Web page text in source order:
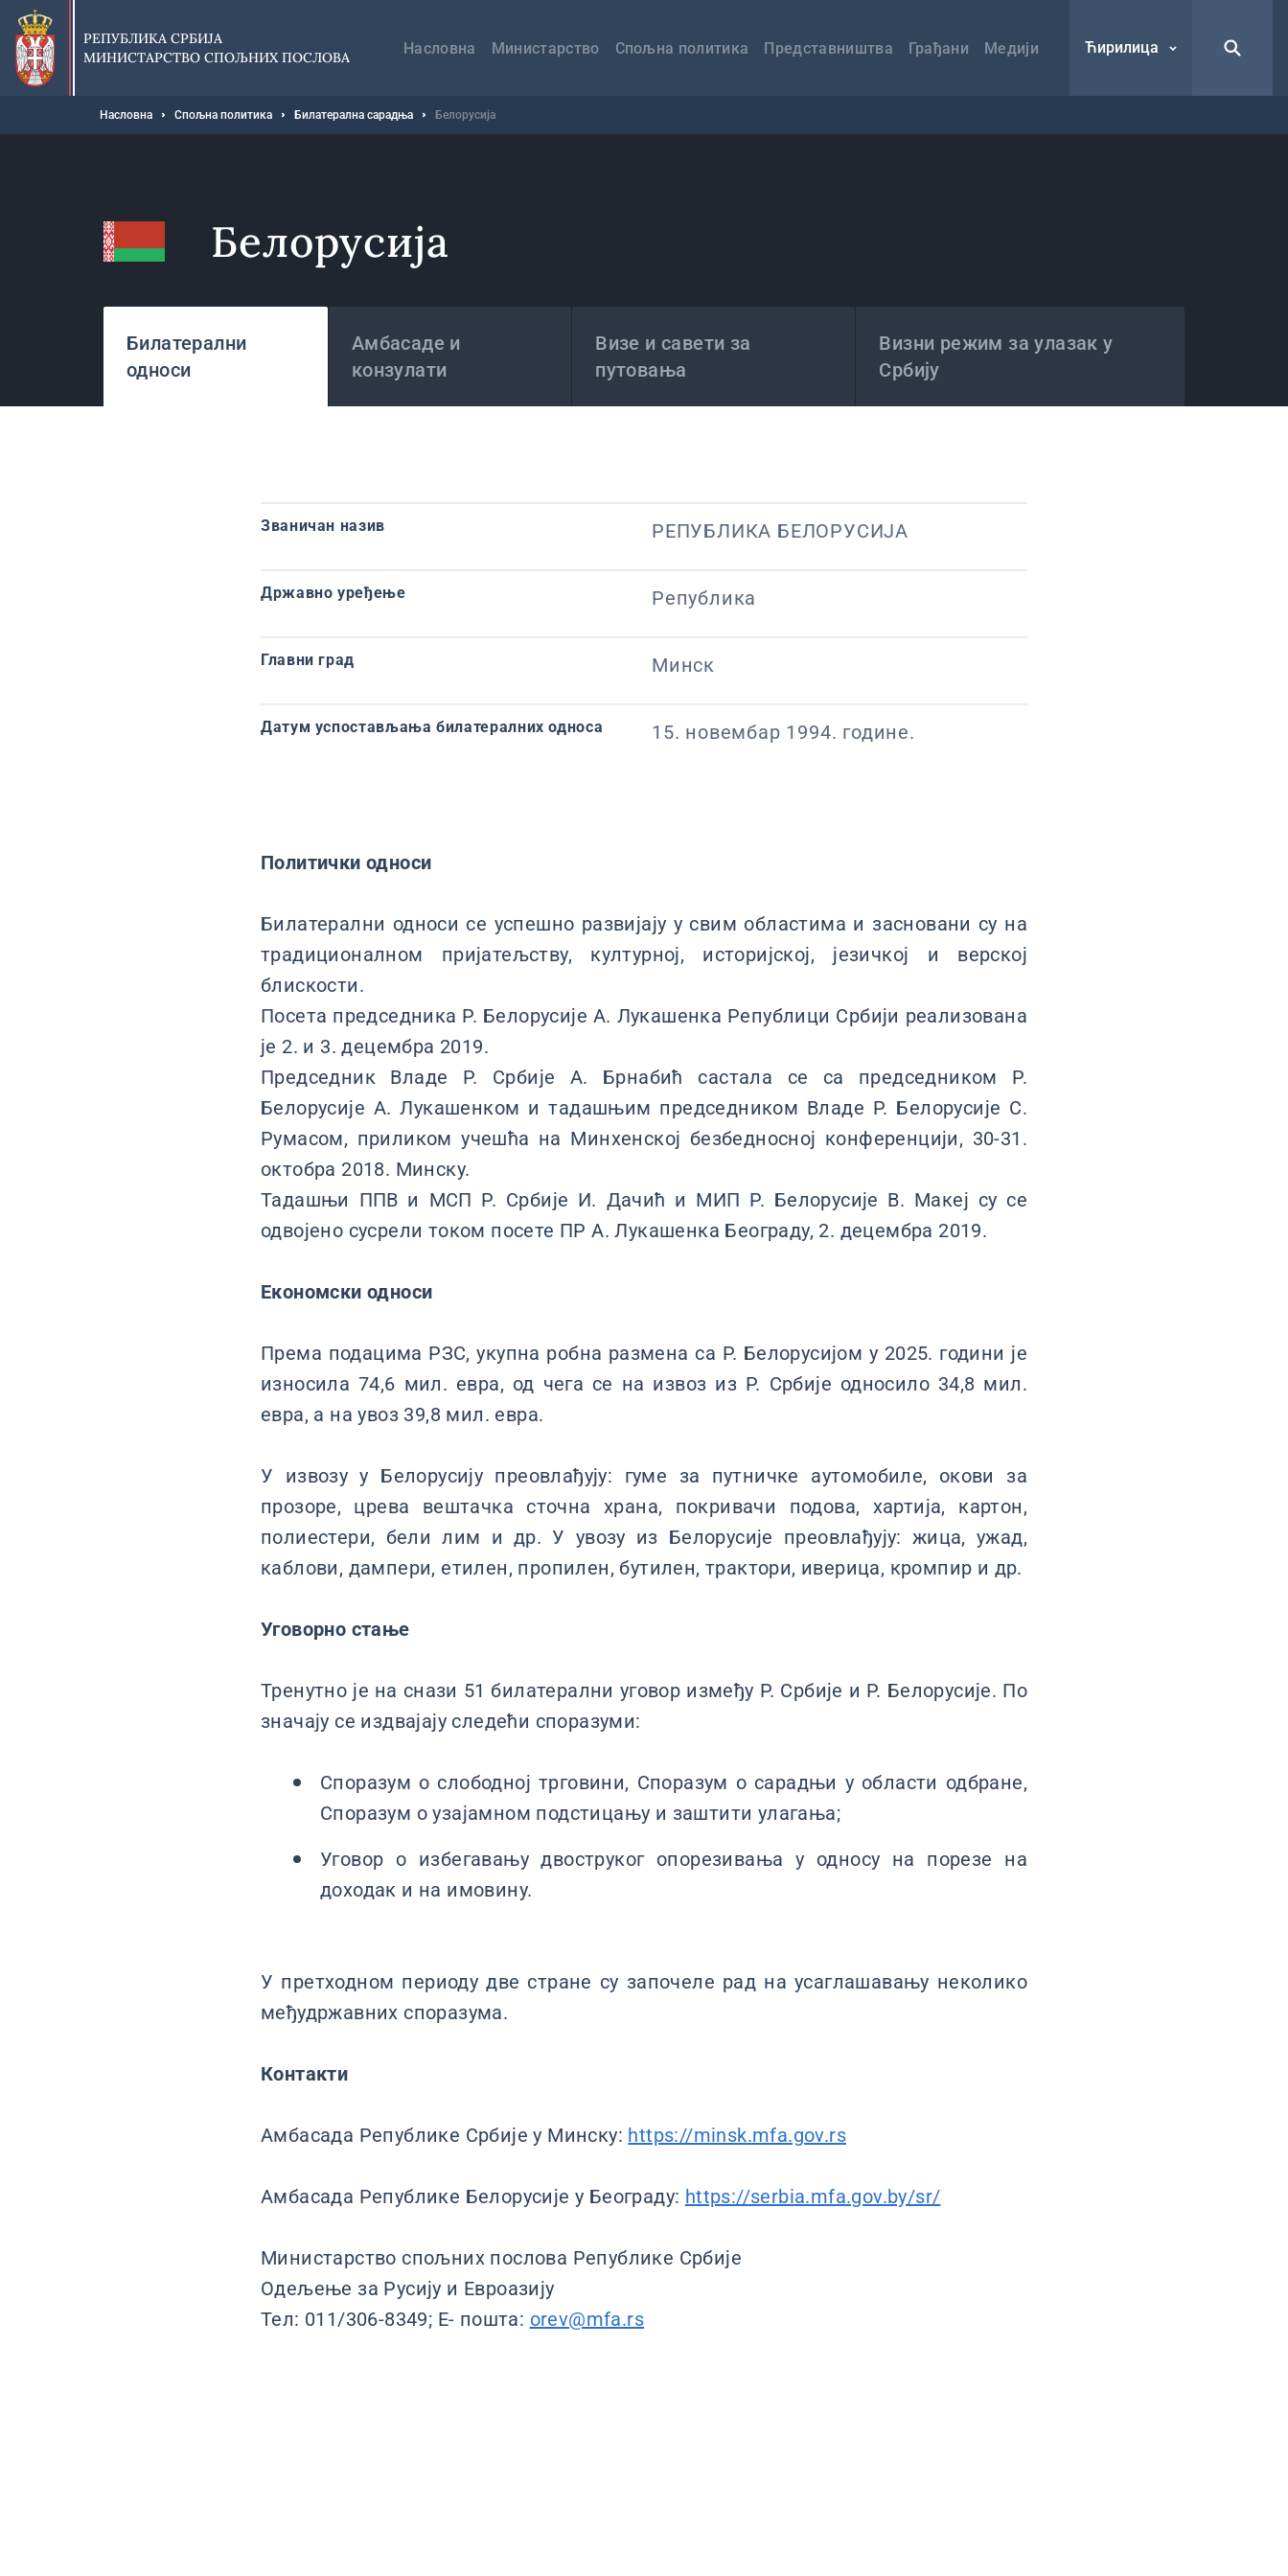
Прескочи
главни
део
садржаја
РЕПУБЛИКА СРБИЈА
МИНИСТАРСТВО СПОЉНИХ ПОСЛОВА
навигација
Насловна Министарство Спољна политика Представништва Грађани Медији Ћирилица
Мрвице
Насловна Спољна политика Билатерална сарадња Белорусија
Белорусија
Билатерални
односи
Амбасаде и
конзулати
Визе и савети за
путовања
Визни режим за улазак у
Србију
Званичан назив РЕПУБЛИКА БЕЛОРУСИЈА
Државно уређење Република
Главни град Минск
Датум успостављања билатералних односа 15. новембар 1994. године.
Политички односи
Билатерални односи се успешно развијају у свим областима и засновани су на
традиционалном пријатељству, културној, историјској, језичкој и верској
блискости.
Посета председника Р. Белорусије А. Лукашенка Републици Србији реализована
је 2. и 3. децембра 2019.
Председник Владе Р. Србије А. Брнабић састала се са председником Р.
Белорусије А. Лукашенком и тадашњим председником Владе Р. Белорусије С.
Румасом, приликом учешћа на Минхенској безбедносној конференцији, 30-31.
октобра 2018. Минску.
Тадашњи ППВ и МСП Р. Србије И. Дачић и МИП Р. Белорусије В. Макеј су се
одвојено сусрели током посете ПР А. Лукашенка Београду, 2. децембра 2019.
Економски односи
Према подацима РЗС, укупна робна размена са Р. Белорусијом у 2025. години је
износила 74,6 мил. евра, од чега се на извоз из Р. Србије односило 34,8 мил.
евра, а на увоз 39,8 мил. евра.
У извозу у Белорусију преовлађују: гуме за путничке аутомобиле, окови за
прозоре, црева вештачка сточна храна, покривачи подова, хартија, картон,
полиестери, бели лим и др. У увозу из Белорусије преовлађују: жица, ужад,
каблови, дампери, етилен, пропилен, бутилен, трактори, иверица, кромпир и др.
Уговорно стање
Тренутно је на снази 51 билатерални уговор између Р. Србије и Р. Белорусије. По
значају се издвајају следећи споразуми:
Споразум о слободној трговини, Споразум о сарадњи у области одбране,
Споразум о узајамном подстицању и заштити улагања;
Уговор о избегавању двоструког опорезивања у односу на порезе на
доходак и на имовину.
У претходном периоду две стране су започеле рад на усаглашавању неколико
међудржавних споразума.
Контакти
Амбасада Републике Србије у Минску: https://minsk.mfa.gov.rs
Амбасада Републике Белорусије у Београду: https://serbia.mfa.gov.by/sr/
Министарство спољних послова Републике Србије
Одељење за Русију и Евроазију
Тел: 011/306-8349; Е- пошта: orev@mfa.rs